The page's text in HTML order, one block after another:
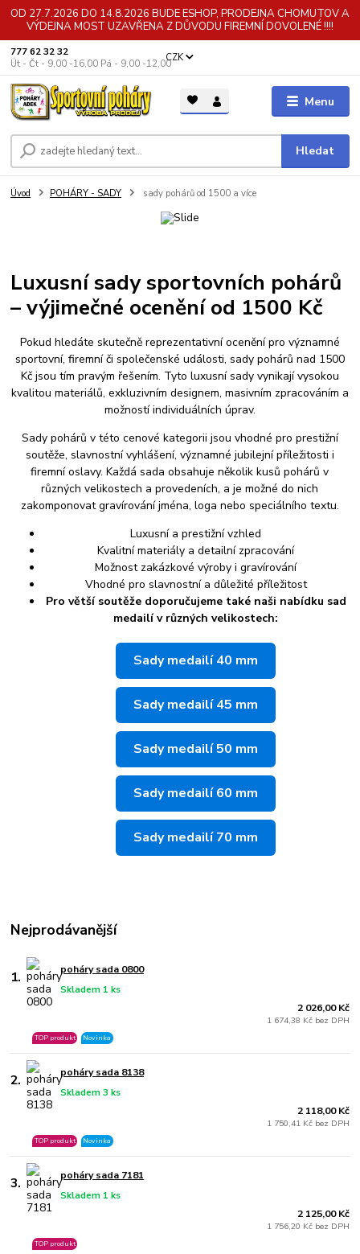
OD 27.7.2026 DO 14.8.2026 BUDE ESHOP, PRODEJNA CHOMUTOV A
VÝDEJNA MOST UZAVŘENA Z DŮVODU FIREMNÍ DOVOLENÉ !!!!
Menu
CZK
Hledat
777 62 32 32
Út - Čt - 9,00 -16,00 Pá - 9,00 -12,00
Úvod POHÁRY - SADY sady pohárů od 1500 a více
Luxusní sady sportovních pohárů
– výjimečné ocenění od 1500 Kč
Pokud hledáte skutečně reprezentativní ocenění pro významné
sportovní, firemní či společenské události, sady pohárů nad 1500
Kč jsou tím pravým řešením. Tyto luxusní sady vynikají vysokou
kvalitou materiálů, exkluzivním designem, masivním zpracováním a
možností individuálních úprav.
Sady pohárů v této cenové kategorii jsou vhodné pro prestižní
soutěže, slavnostní vyhlášení, významné jubilejní příležitosti i
firemní oslavy. Každá sada obsahuje několik kusů pohárů v
různých velikostech a provedeních, a je možné do nich
zakomponovat gravírování jména, loga nebo speciálního textu.
Luxusní a prestižní vzhled
Kvalitní materiály a detailní zpracování
Možnost zakázkové výroby i gravírování
Vhodné pro slavnostní a důležité příležitost
Pro větší soutěže doporučujeme také naši nabídku sad
medailí v různých velikostech:
Sady medailí 40 mm
Sady medailí 45 mm
Sady medailí 50 mm
Sady medailí 60 mm
Sady medailí 70 mm
Nejprodávanější
1. poháry sada 0800
Skladem 1 ks
TOP produkt Novinka
2 026,00 Kč
1 674,38 Kč bez DPH
2. poháry sada 8138
Skladem 3 ks
TOP produkt Novinka
2 118,00 Kč
1 750,41 Kč bez DPH
3. poháry sada 7181
Skladem 1 ks
TOP produkt
2 125,00 Kč
1 756,20 Kč bez DPH